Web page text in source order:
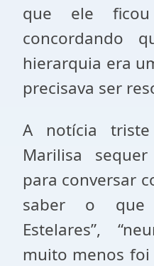
que ele ficou
concordando
hierarquia era
precisava ser
A notícia
Marilisa
para conversar
saber o que
Estelares”,
muito menos